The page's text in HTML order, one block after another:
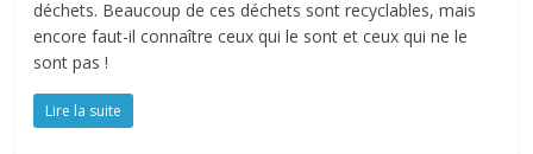
déchets. Beaucoup de ces déchets sont recyclables, mais
encore faut-il connaître ceux qui le sont et ceux qui ne le
sont pas !
Lire la suite